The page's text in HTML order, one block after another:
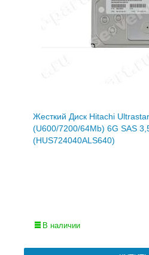
Жесткий Диск Hitachi
(U600/7200/64Mb) 6G SAS
(HUS724040ALS640)
В наличии